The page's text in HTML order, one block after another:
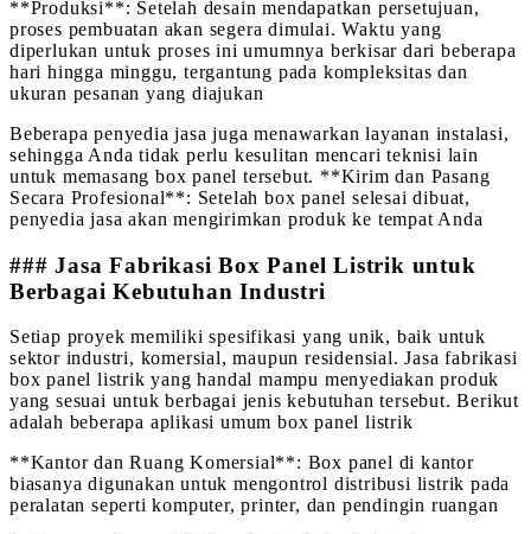
**Produksi**: Setelah desain mendapatkan persetujuan,
proses pembuatan akan segera dimulai. Waktu yang
diperlukan untuk proses ini umumnya berkisar dari beberapa
hari hingga minggu, tergantung pada kompleksitas dan
ukuran pesanan yang diajukan
Beberapa penyedia jasa juga menawarkan layanan instalasi,
sehingga Anda tidak perlu kesulitan mencari teknisi lain
untuk memasang box panel tersebut. **Kirim dan Pasang
Secara Profesional**: Setelah box panel selesai dibuat,
penyedia jasa akan mengirimkan produk ke tempat Anda
### Jasa Fabrikasi Box Panel Listrik untuk
Berbagai Kebutuhan Industri
Setiap proyek memiliki spesifikasi yang unik, baik untuk
sektor industri, komersial, maupun residensial. Jasa fabrikasi
box panel listrik yang handal mampu menyediakan produk
yang sesuai untuk berbagai jenis kebutuhan tersebut. Berikut
adalah beberapa aplikasi umum box panel listrik
**Kantor dan Ruang Komersial**: Box panel di kantor
biasanya digunakan untuk mengontrol distribusi listrik pada
peralatan seperti komputer, printer, dan pendingin ruangan